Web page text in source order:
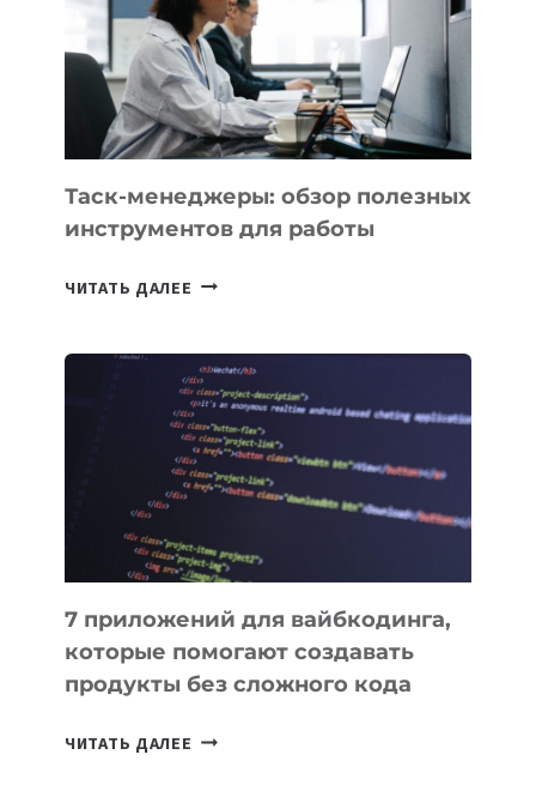
РАСШИРИЛАСЬ
ДО
102
СТРАН
Таск-менеджеры: обзор полезных
инструментов для работы
ЧИТАТЬ ДАЛЕЕ ТАСК-
ПОЛЕЗНЫХ
ИНСТРУМЕНТОВ
ДЛЯ
РАБОТЫ
7 приложений для вайбкодинга,
которые помогают создавать
продукты без сложного кода
ЧИТАТЬ ДАЛЕЕ 7